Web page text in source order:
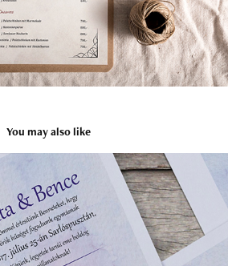
You may also like